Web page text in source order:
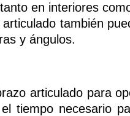
en interiores
también
y ángulos.
articulado para
tiempo necesario